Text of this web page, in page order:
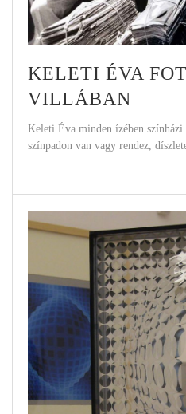
KELETI ÉVA
VILLÁBAN
Keleti Éva minden ízében
színpadon van vagy rendez,